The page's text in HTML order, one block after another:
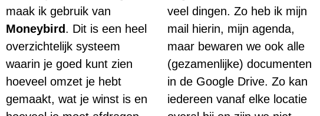
maak ik gebruik van
Moneybird. Dit is een heel
overzichtelijk systeem
waarin je goed kunt zien
hoeveel omzet je hebt
gemaakt, wat je winst is en
veel dingen. Zo heb ik mijn
mail hierin, mijn agenda,
maar bewaren we ook alle
(gezamenlijke) documenten
in de Google Drive. Zo kan
iedereen vanaf elke locatie